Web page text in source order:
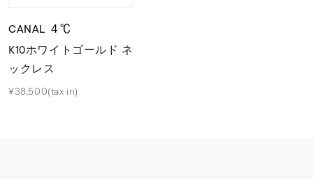
CANAL ４℃
K10ホワイトゴールド ネ
ックレス
¥38,500(tax in)